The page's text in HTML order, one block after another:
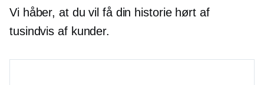
Vi håber, at du vil få din historie hørt af
tusindvis af kunder.